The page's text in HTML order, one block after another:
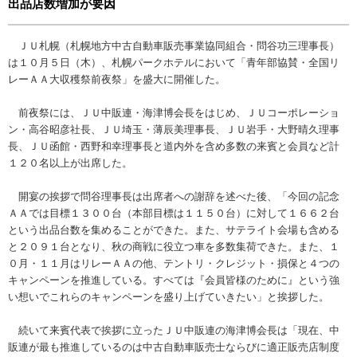
出品店数増加が要因
ＪＵ札幌（札幌地方中古自動車販売事業協同組合・問谷功三理事長）
は１０月５日（木）、札幌パークホテルにおいて「青年部協賛・全国リ
レーＡＡ大収穫祭前夜祭」を盛大に開催した。
前夜祭には、ＪＵ中販連・海津博会長をはじめ、ＪＵコーポレーショ
ン・高谷昭彦社長、ＪＵ埼玉・薄辰美理事長、ＪＵ岩手・大野晴久理事
長、ＪＵ函館・西野和幸理事長と道内外を含め多数の来賓と会員など計
１２０名以上が出席した。
開宴の挨拶で問谷理事長は出席者への謝辞を述べた後、「今回の記念
ＡＡでは目標１３００台（本部目標は１１５０台）に対して１６６２台
という出品台数を集めることができた。また、サテライト会場も含める
と２０９１台となり、秋の商戦に役立つ車を多数集荷できた。また、１
０月・１１月はリレーＡＡの他、テントリ・クレジット・損保と４つの
キャンペーンを推進している。すべては『会員皆様のために』という強
い想いでこれらのキャンペーンを盛り上げていきたい」と挨拶した。
続いて来賓代表で挨拶に立ったＪＵ中販連の海津博会長は「現在、中
販連が最も推進しているのは中古自動車販売士ならびに適正販売店制度